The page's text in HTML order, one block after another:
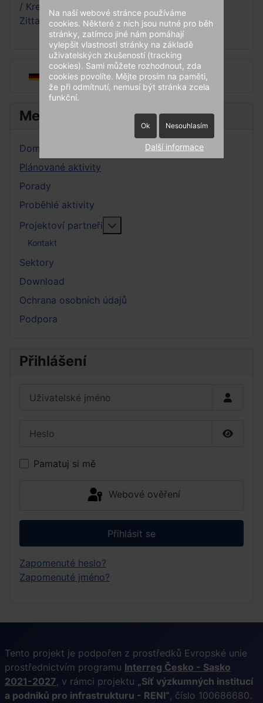
Zvolte jazyk
Menu
Domácí stránka
Plánované aktivity
Porady
Proběhlé aktivity
Projektoví partneři
Kontakt
Sektory
Download
Ochrana osobních údajů
Podpora
Přihlášení
Pamatuj si mě
Webové ověření
Přihlásit se
Zapomenuté heslo?
Zapomenuté jméno?
/ Kreislaufwirtwchafts- und Deponieworkshop
Zittau-Liberec 2026
Tento projekt je podpořen z prostředků Evropské unie
prostřednictvím programu Interreg Česko - Sasko
2021-2027, v rámci projektu „Síť výzkumných institucí
a podniků pro infrastrukturu - RENI“, číslo 100686680.
Na naší webové stránce používáme
cookies. Některé z nich jsou nutné pro běh
stránky, zatímco jiné nám pomáhají
vylepšit vlastnosti stránky na základě
uživatelských zkušeností (tracking
cookies). Sami můžete rozhodnout, zda
cookies povolíte. Mějte prosím na paměti,
že při odmítnutí, nemusí být stránka zcela
funkční.
Ok Nesouhlasím
Další informace